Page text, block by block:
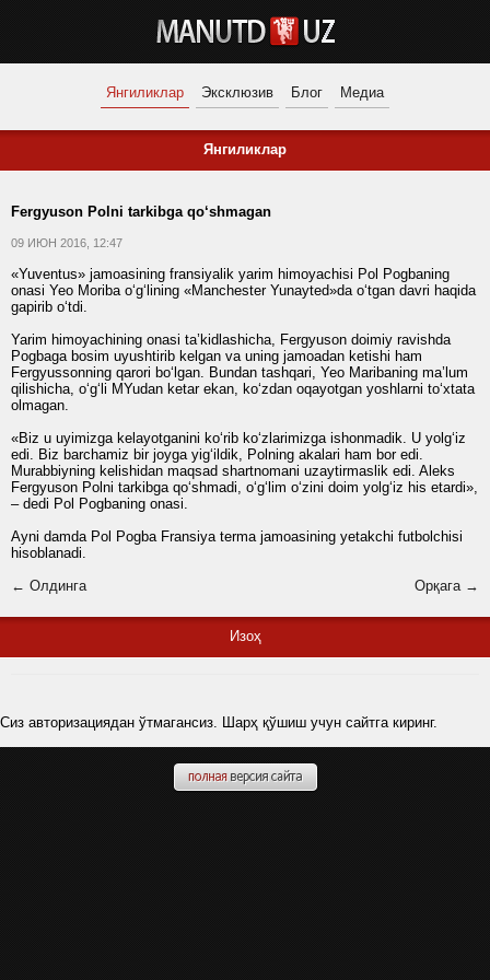
Янгиликлар Эксклюзив Блог Медиа
Янгиликлар
Fergyuson Polni tarkibga qo‘shmagan
09 ИЮН 2016, 12:47
«Yuventus» jamoasining fransiyalik yarim himoyachisi Pol Pogbaning
onasi Yeo Moriba o‘g‘lining «Manchester Yunayted»da o‘tgan davri haqida
gapirib o‘tdi.
Yarim himoyachining onasi ta’kidlashicha, Fergyuson doimiy ravishda
Pogbaga bosim uyushtirib kelgan va uning jamoadan ketishi ham
Fergyussonning qarori bo‘lgan. Bundan tashqari, Yeo Maribaning ma’lum
qilishicha, o‘g‘li MYudan ketar ekan, ko‘zdan oqayotgan yoshlarni to‘xtata
olmagan.
«Biz u uyimizga kelayotganini ko‘rib ko‘zlarimizga ishonmadik. U yolg‘iz
edi. Biz barchamiz bir joyga yig‘ildik, Polning akalari ham bor edi.
Murabbiyning kelishidan maqsad shartnomani uzaytirmaslik edi. Aleks
Fergyuson Polni tarkibga qo‘shmadi, o‘g‘lim o‘zini doim yolg‘iz his etardi»,
– dedi Pol Pogbaning onasi.
Ayni damda Pol Pogba Fransiya terma jamoasining yetakchi futbolchisi
hisoblanadi.
← Олдинга
Орқага →
Изоҳ
Сиз авторизациядан ўтмагансиз. Шарҳ қўшиш учун сайтга киринг.